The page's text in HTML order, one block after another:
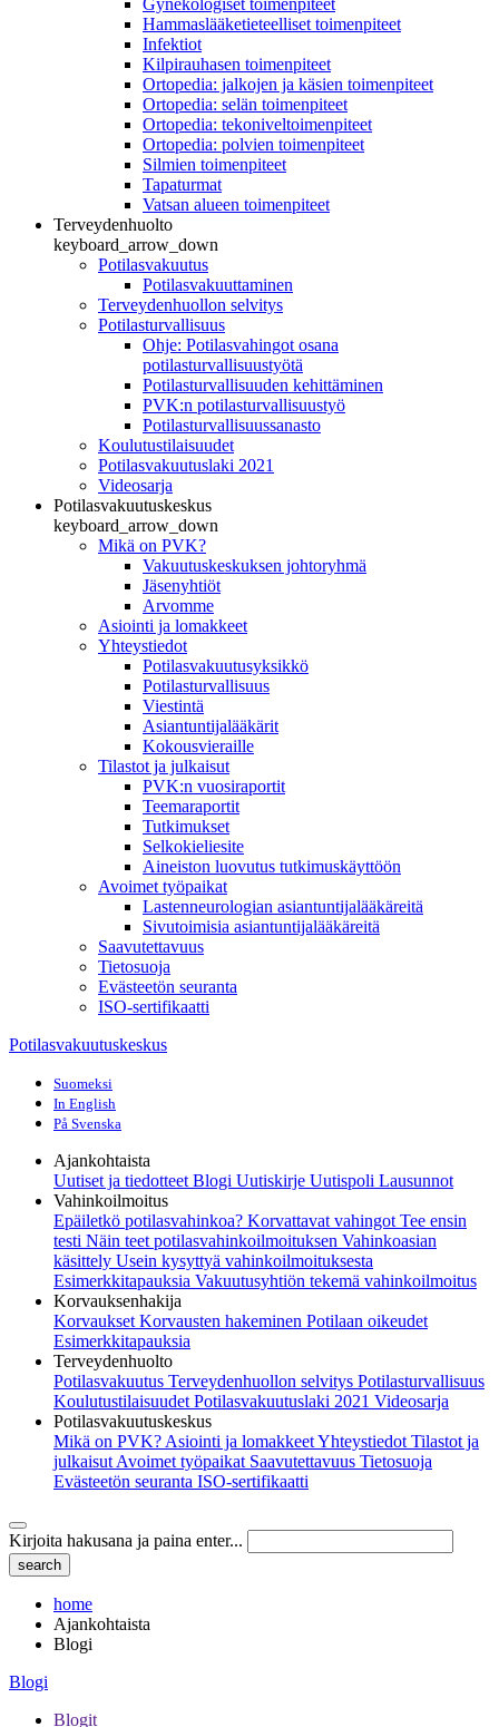
Gynekologiset toimenpiteet
Hammaslääketieteelliset toimenpiteet
Infektiot
Kilpirauhasen toimenpiteet
Ortopedia: jalkojen ja käsien toimenpiteet
Ortopedia: selän toimenpiteet
Ortopedia: tekoniveltoimenpiteet
Ortopedia: polvien toimenpiteet
Silmien toimenpiteet
Tapaturmat
Vatsan alueen toimenpiteet
Terveydenhuolto
keyboard_arrow_down
Potilasvakuutus
Potilasvakuuttaminen
Terveydenhuollon selvitys
Potilasturvallisuus
Ohje: Potilasvahingot osana
potilasturvallisuustyötä
Potilasturvallisuuden kehittäminen
PVK:n potilasturvallisuustyö
Potilasturvallisuussanasto
Koulutustilaisuudet
Potilasvakuutuslaki 2021
Videosarja
Potilasvakuutuskeskus
keyboard_arrow_down
Mikä on PVK?
Vakuutuskeskuksen johtoryhmä
Jäsenyhtiöt
Arvomme
Asiointi ja lomakkeet
Yhteystiedot
Potilasvakuutusyksikkö
Potilasturvallisuus
Viestintä
Asiantuntijalääkärit
Kokousvieraille
Tilastot ja julkaisut
PVK:n vuosiraportit
Teemaraportit
Tutkimukset
Selkokieliesite
Aineiston luovutus tutkimuskäyttöön
Avoimet työpaikat
Lastenneurologian asiantuntijalääkäreitä
Sivutoimisia asiantuntijalääkäreitä
Saavutettavuus
Tietosuoja
Evästeetön seuranta
ISO-sertifikaatti
Potilasvakuutuskeskus
Suomeksi
In English
På Svenska
Ajankohtaista
Uutiset ja tiedotteet Blogi Uutiskirje Uutispoli Lausunnot
Vahinkoilmoitus
Epäiletkö potilasvahinkoa? Korvattavat vahingot Tee ensin
testi Näin teet potilasvahinkoilmoituksen Vahinkoasian
käsittely Usein kysyttyä vahinkoilmoituksesta
Esimerkkitapauksia Vakuutusyhtiön tekemä vahinkoilmoitus
Korvauksenhakija
Korvaukset Korvausten hakeminen Potilaan oikeudet
Esimerkkitapauksia
Terveydenhuolto
Potilasvakuutus Terveydenhuollon selvitys Potilasturvallisuus
Koulutustilaisuudet Potilasvakuutuslaki 2021 Videosarja
Potilasvakuutuskeskus
Mikä on PVK? Asiointi ja lomakkeetYhteystiedot Tilastot ja
julkaisut Avoimet työpaikat Saavutettavuus Tietosuoja
Evästeetön seuranta ISO-sertifikaatti
Kirjoita hakusana ja paina enter...
home
Ajankohtaista
Blogi
Blogi
Blogit